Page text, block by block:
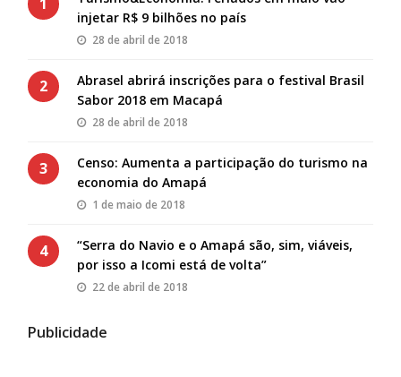
injetar R$ 9 bilhões no país
28 de abril de 2018
2
Abrasel abrirá inscrições para o festival Brasil
Sabor 2018 em Macapá
28 de abril de 2018
3
Censo: Aumenta a participação do turismo na
economia do Amapá
1 de maio de 2018
4
“Serra do Navio e o Amapá são, sim, viáveis,
por isso a Icomi está de volta”
22 de abril de 2018
Publicidade